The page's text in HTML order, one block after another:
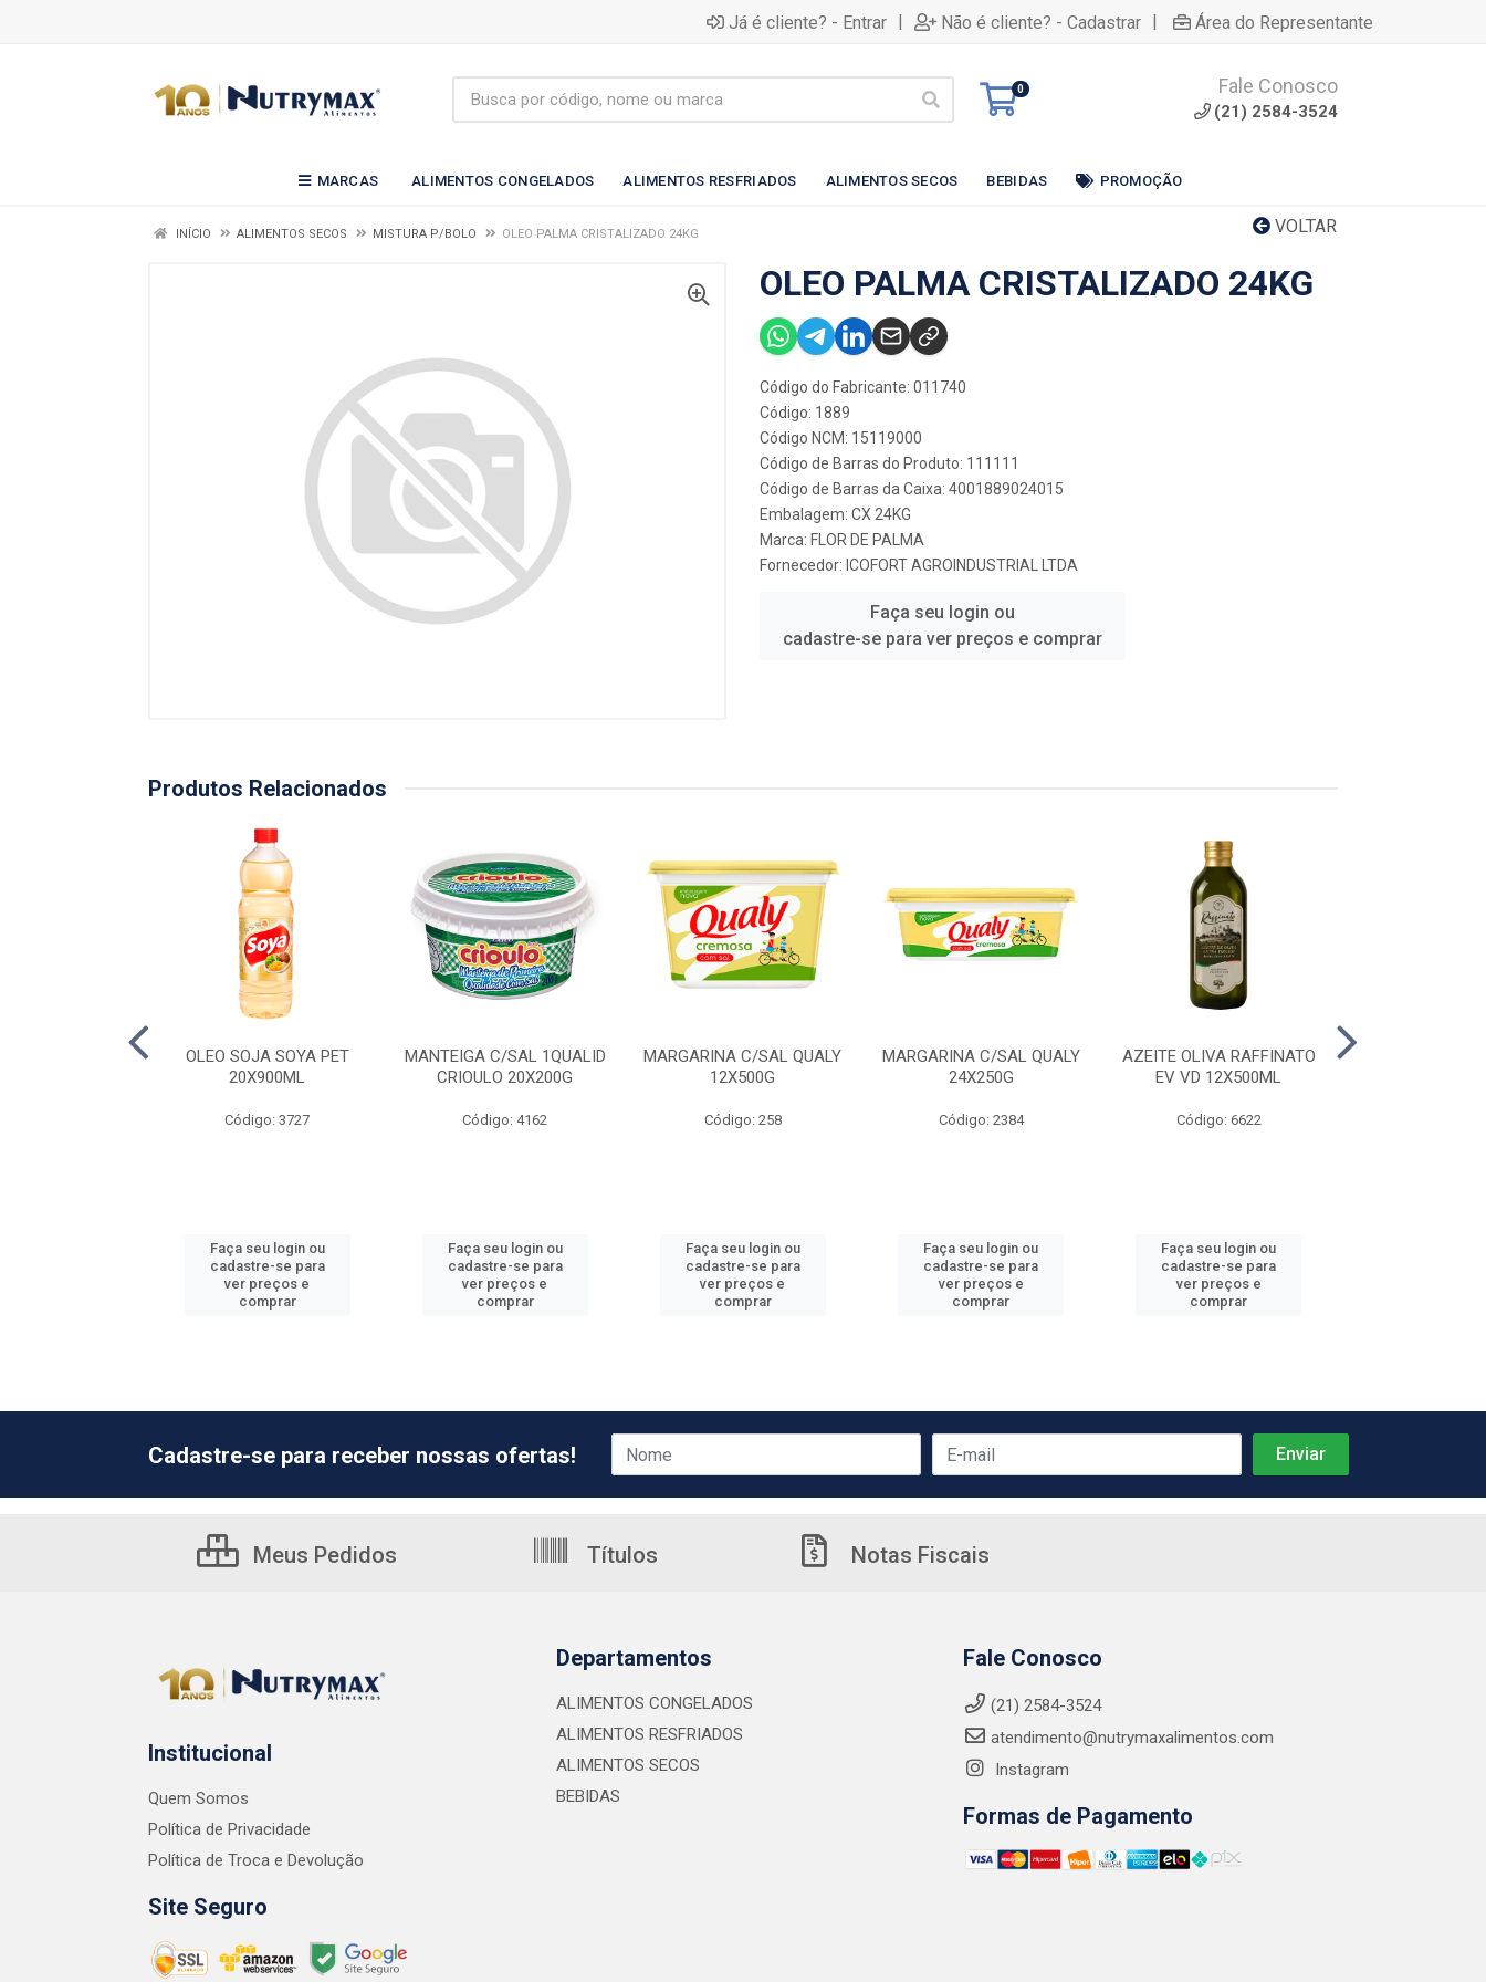
Já é cliente? - Entrar | Não é cliente? - Cadastrar | Área do Representante
0 Fale Conosco
(21) 2584-3524
MARCAS ALIMENTOS CONGELADOS ALIMENTOS RESFRIADOS ALIMENTOS SECOS BEBIDAS PROMOÇÃO
VOLTAR
INÍCIO ALIMENTOS SECOS MISTURA P/BOLO OLEO PALMA CRISTALIZADO 24KG
OLEO PALMA CRISTALIZADO 24KG
Código do Fabricante: 011740
Código: 1889
Código NCM: 15119000
Código de Barras do Produto: 111111
Código de Barras da Caixa: 4001889024015
Embalagem: CX 24KG
Marca: FLOR DE PALMA
Fornecedor: ICOFORT AGROINDUSTRIAL LTDA
Faça seu login ou
cadastre-se para ver preços e comprar
Produtos Relacionados
OLEO SOJA SOYA PET
20X900ML
Código: 3727
Faça seu login ou
cadastre-se para
ver preços e
comprar
MANTEIGA C/SAL 1QUALID
CRIOULO 20X200G
Código: 4162
Faça seu login ou
cadastre-se para
ver preços e
comprar
MARGARINA C/SAL QUALY
12X500G
Código: 258
Faça seu login ou
cadastre-se para
ver preços e
comprar
MARGARINA C/SAL QUALY
24X250G
Código: 2384
Faça seu login ou
cadastre-se para
ver preços e
comprar
AZEITE OLIVA RAFFINATO
EV VD 12X500ML
Código: 6622
Faça seu login ou
cadastre-se para
ver preços e
comprar
Cadastre-se para receber nossas ofertas!
Meus Pedidos Títulos Notas Fiscais
Institucional
Quem Somos
Política de Privacidade
Política de Troca e Devolução
Site Seguro
Departamentos
ALIMENTOS CONGELADOS
ALIMENTOS RESFRIADOS
ALIMENTOS SECOS
BEBIDAS
Fale Conosco
(21) 2584-3524
atendimento@nutrymaxalimentos.com
Instagram
Formas de Pagamento